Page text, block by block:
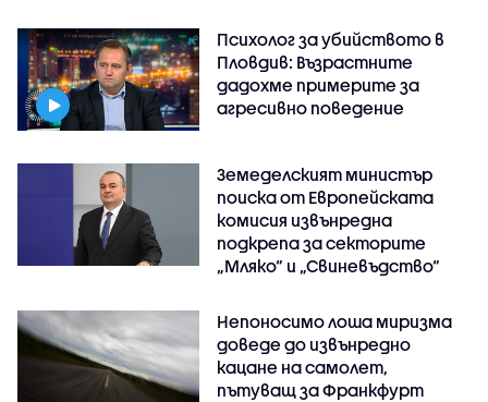
Психолог за убийството в
Пловдив: Възрастните
дадохме примерите за
агресивно поведение
Земеделският министър
поиска от Европейската
комисия извънредна
подкрепа за секторите
„Мляко“ и „Свиневъдство“
Непоносимо лоша миризма
доведе до извънредно
кацане на самолет,
пътуващ за Франкфурт